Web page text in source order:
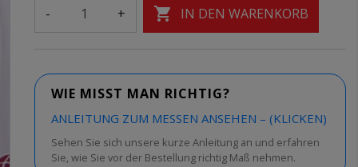
- +  IN DEN WARENKORB
WIE MISST MAN RICHTIG?
ANLEITUNG ZUM MESSEN ANSEHEN – (KLICKEN)
Sehen Sie sich unsere kurze Anleitung an und erfahren
Sie, wie Sie vor der Bestellung richtig Maß nehmen.